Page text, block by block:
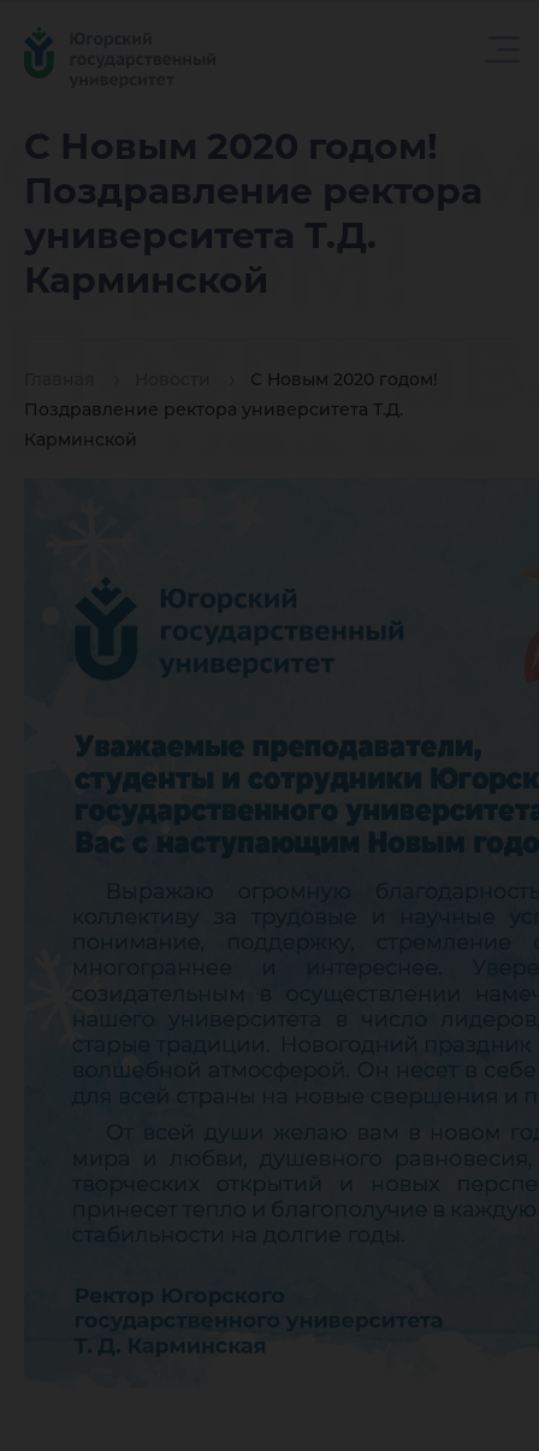
С Новым 2020 годом!
Поздравление ректора
университета Т.Д.
Карминской
С Новым 2020 годом!
Поздравление ректора университета Т.Д.
Карминской
С
годом!
ректора
Т.Д.